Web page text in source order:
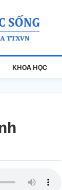
KHOA HỌC